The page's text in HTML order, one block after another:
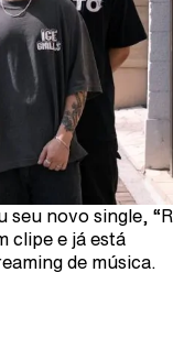
seu novo single,
clipe e já está
de música.